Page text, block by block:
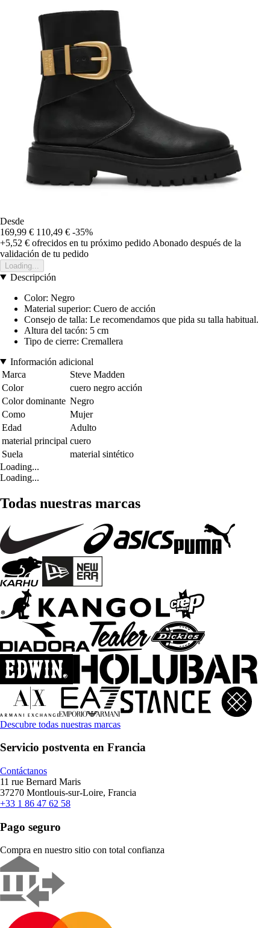
Desde
169,99 € 110,49 € -35%
+5,52 € ofrecidos en tu próximo pedido Abonado después de la
validación de tu pedido
Loading...
Descripción
Color: Negro
Material superior: Cuero de acción
Consejo de talla: Le recomendamos que pida su talla habitual.
Altura del tacón: 5 cm
Tipo de cierre: Cremallera
Información adicional
Marca
Steve Madden
Color
cuero negro acción
Color dominante Negro
Como
Mujer
Edad
Adulto
material principal cuero
Suela
material sintético
Loading...
Loading...
Todas nuestras marcas
Descubre todas nuestras marcas
Servicio postventa en Francia
Contáctanos
11 rue Bernard Maris
37270 Montlouis-sur-Loire, Francia
+33 1 86 47 62 58
Pago seguro
Compra en nuestro sitio con total confianza